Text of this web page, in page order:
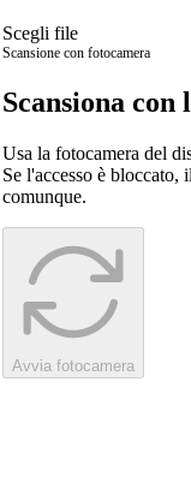
Scegli file
Scansione con fotocamera
Scansiona con
Usa la fotocamera del
Se l'accesso è
comunque.
Avvia fotocamera